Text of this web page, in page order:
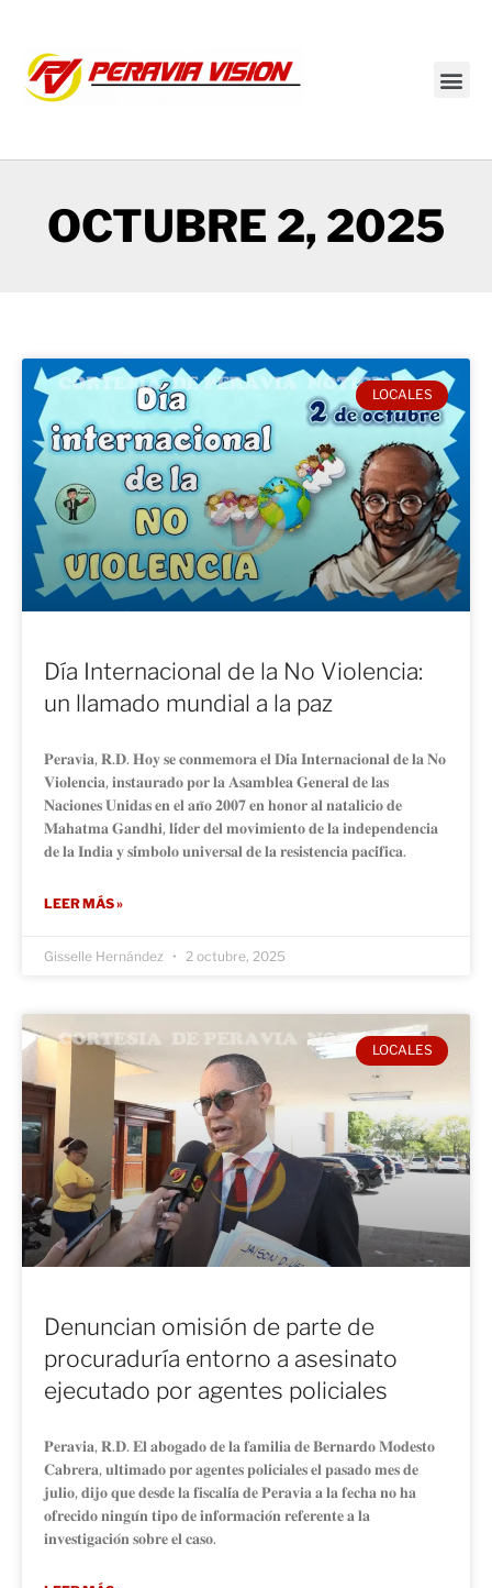
OCTUBRE 2, 2025
LOCALES
Día Internacional de la No Violencia:
un llamado mundial a la paz
𝐏𝐞𝐫𝐚𝐯𝐢𝐚, 𝐑.𝐃. 𝐇𝐨𝐲 𝐬𝐞 𝐜𝐨𝐧𝐦𝐞𝐦𝐨𝐫𝐚 𝐞𝐥 𝐃𝐢́𝐚 𝐈𝐧𝐭𝐞𝐫𝐧𝐚𝐜𝐢𝐨𝐧𝐚𝐥 𝐝𝐞 𝐥𝐚 𝐍𝐨
𝐕𝐢𝐨𝐥𝐞𝐧𝐜𝐢𝐚, 𝐢𝐧𝐬𝐭𝐚𝐮𝐫𝐚𝐝𝐨 𝐩𝐨𝐫 𝐥𝐚 𝐀𝐬𝐚𝐦𝐛𝐥𝐞𝐚 𝐆𝐞𝐧𝐞𝐫𝐚𝐥 𝐝𝐞 𝐥𝐚𝐬
𝐍𝐚𝐜𝐢𝐨𝐧𝐞𝐬 𝐔𝐧𝐢𝐝𝐚𝐬 𝐞𝐧 𝐞𝐥 𝐚𝐧̃𝐨 𝟐𝟎𝟎𝟕 𝐞𝐧 𝐡𝐨𝐧𝐨𝐫 𝐚𝐥 𝐧𝐚𝐭𝐚𝐥𝐢𝐜𝐢𝐨 𝐝𝐞
𝐌𝐚𝐡𝐚𝐭𝐦𝐚 𝐆𝐚𝐧𝐝𝐡𝐢, 𝐥𝐢́𝐝𝐞𝐫 𝐝𝐞𝐥 𝐦𝐨𝐯𝐢𝐦𝐢𝐞𝐧𝐭𝐨 𝐝𝐞 𝐥𝐚 𝐢𝐧𝐝𝐞𝐩𝐞𝐧𝐝𝐞𝐧𝐜𝐢𝐚
𝐝𝐞 𝐥𝐚 𝐈𝐧𝐝𝐢𝐚 𝐲 𝐬𝐢́𝐦𝐛𝐨𝐥𝐨 𝐮𝐧𝐢𝐯𝐞𝐫𝐬𝐚𝐥 𝐝𝐞 𝐥𝐚 𝐫𝐞𝐬𝐢𝐬𝐭𝐞𝐧𝐜𝐢𝐚 𝐩𝐚𝐜𝐢́𝐟𝐢𝐜𝐚.
LEER MÁS »
Gisselle Hernández 2 octubre, 2025
LOCALES
Denuncian omisión de parte de
procuraduría entorno a asesinato
ejecutado por agentes policiales
𝐏𝐞𝐫𝐚𝐯𝐢𝐚, 𝐑.𝐃. 𝐄𝐥 𝐚𝐛𝐨𝐠𝐚𝐝𝐨 𝐝𝐞 𝐥𝐚 𝐟𝐚𝐦𝐢𝐥𝐢𝐚 𝐝𝐞 𝐁𝐞𝐫𝐧𝐚𝐫𝐝𝐨 𝐌𝐨𝐝𝐞𝐬𝐭𝐨
𝐂𝐚𝐛𝐫𝐞𝐫𝐚, 𝐮𝐥𝐭𝐢𝐦𝐚𝐝𝐨 𝐩𝐨𝐫 𝐚𝐠𝐞𝐧𝐭𝐞𝐬 𝐩𝐨𝐥𝐢𝐜𝐢𝐚𝐥𝐞𝐬 𝐞𝐥 𝐩𝐚𝐬𝐚𝐝𝐨 𝐦𝐞𝐬 𝐝𝐞
𝐣𝐮𝐥𝐢𝐨, 𝐝𝐢𝐣𝐨 𝐪𝐮𝐞 𝐝𝐞𝐬𝐝𝐞 𝐥𝐚 𝐟𝐢𝐬𝐜𝐚𝐥𝐢́𝐚 𝐝𝐞 𝐏𝐞𝐫𝐚𝐯𝐢𝐚 𝐚 𝐥𝐚 𝐟𝐞𝐜𝐡𝐚 𝐧𝐨 𝐡𝐚
𝐨𝐟𝐫𝐞𝐜𝐢𝐝𝐨 𝐧𝐢𝐧𝐠𝐮́𝐧 𝐭𝐢𝐩𝐨 𝐝𝐞 𝐢𝐧𝐟𝐨𝐫𝐦𝐚𝐜𝐢𝐨́𝐧 𝐫𝐞𝐟𝐞𝐫𝐞𝐧𝐭𝐞 𝐚 𝐥𝐚
𝐢𝐧𝐯𝐞𝐬𝐭𝐢𝐠𝐚𝐜𝐢𝐨́𝐧 𝐬𝐨𝐛𝐫𝐞 𝐞𝐥 𝐜𝐚𝐬𝐨.